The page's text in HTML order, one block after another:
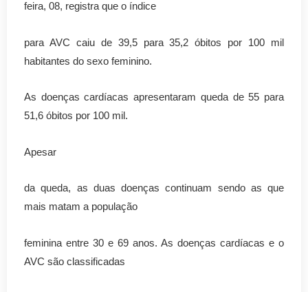
feira, 08, registra que o índice
para AVC caiu de 39,5 para 35,2 óbitos por 100 mil
habitantes do sexo feminino.
As doenças cardíacas apresentaram queda de 55 para
51,6 óbitos por 100 mil.
Apesar
da queda, as duas doenças continuam sendo as que
mais matam a população
feminina entre 30 e 69 anos. As doenças cardíacas e o
AVC são classificadas